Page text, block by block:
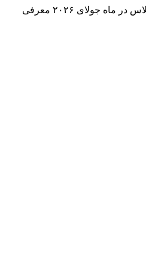
بازی‌های رایگان پلی استیشن پلاس در ماه جولای ۲۰۲۶ معرفی